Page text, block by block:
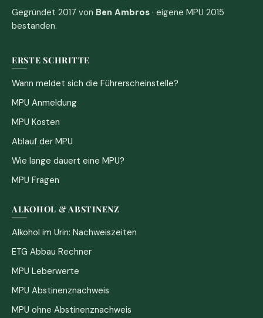
Gegründet 2017 von Ben Ambros · eigene MPU 2015
bestanden.
ERSTE SCHRITTE
Wann meldet sich die Führerscheinstelle?
MPU Anmeldung
MPU Kosten
Ablauf der MPU
Wie lange dauert eine MPU?
MPU Fragen
ALKOHOL & ABSTINENZ
Alkohol im Urin: Nachweiszeiten
ETG Abbau Rechner
MPU Leberwerte
MPU Abstinenznachweis
MPU ohne Abstinenznachweis